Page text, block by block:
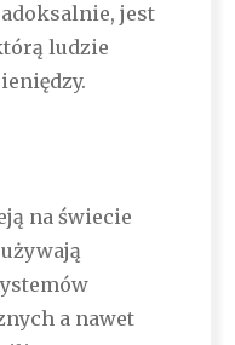
jest
ludzie
na świecie
a nawet